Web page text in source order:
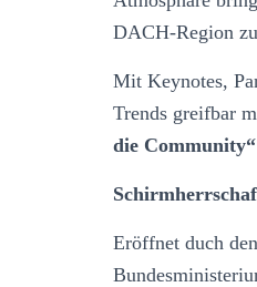
DACH-Region
Mit Keynotes,
Trends greifbar
die Community“
Eröffnet duch